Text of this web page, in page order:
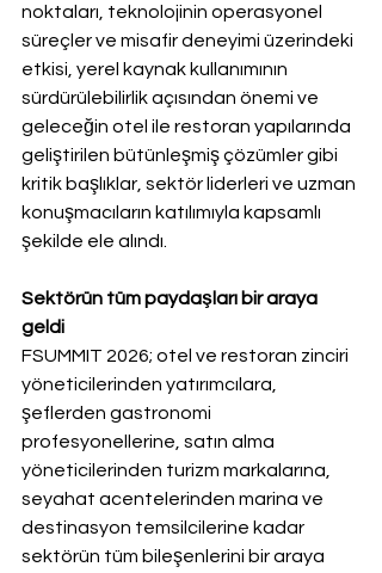
noktaları, teknolojinin operasyonel
süreçler ve misafir deneyimi üzerindeki
etkisi, yerel kaynak kullanımının
sürdürülebilirlik açısından önemi ve
geleceğin otel ile restoran yapılarında
geliştirilen bütünleşmiş çözümler gibi
kritik başlıklar, sektör liderleri ve uzman
konuşmacıların katılımıyla kapsamlı
şekilde ele alındı.
Sektörün tüm paydaşları bir araya
geldi
FSUMMIT 2026; otel ve restoran zinciri
yöneticilerinden yatırımcılara,
şeflerden gastronomi
profesyonellerine, satın alma
yöneticilerinden turizm markalarına,
seyahat acentelerinden marina ve
destinasyon temsilcilerine kadar
sektörün tüm bileşenlerini bir araya